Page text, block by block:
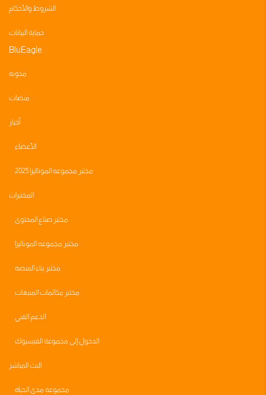
الشروط والأحكام
حماية البيانات
BluEagle
مدونه
منصات
أخبار
الأعضاء
مختبر مجموعه الموناليزا 2025
المختبرات
مختبر صناع المحتوى
مختبر مجموعه الموناليزا
مختبر بناء المنصه
مختبر مكالمات المبيعات
الدعم الفني
الدخول إلى مجموعة الفيسبوك
البث المباشر
مجموعه مدى الحياه